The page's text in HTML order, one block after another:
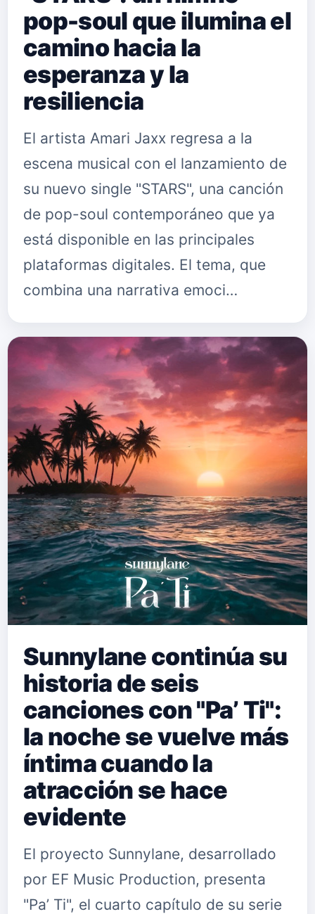
pop-soul que ilumina el
camino hacia la
esperanza y la
resiliencia
El artista Amari Jaxx regresa a la
escena musical con el lanzamiento de
su nuevo single "STARS", una canción
de pop-soul contemporáneo que ya
está disponible en las principales
plataformas digitales. El tema, que
combina una narrativa emoci…
Sunnylane continúa su
historia de seis
canciones con "Pa’ Ti":
la noche se vuelve más
íntima cuando la
atracción se hace
evidente
El proyecto Sunnylane, desarrollado
por EF Music Production, presenta
"Pa’ Ti", el cuarto capítulo de su serie